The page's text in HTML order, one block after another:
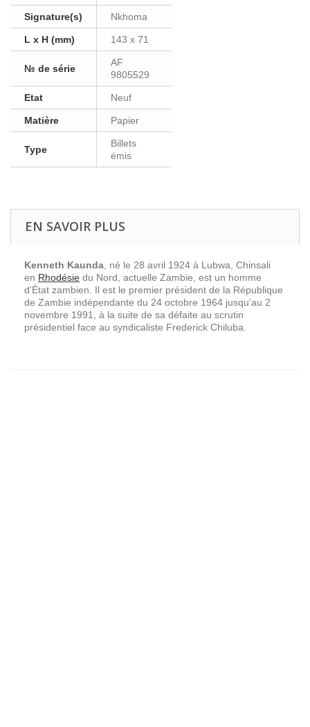
Signature(s) Nkhoma
L x H (mm) 143 x 71
№ de série
AF
9805529
Etat Neuf
Matière Papier
Type
Billets
émis
EN SAVOIR PLUS
Kenneth Kaunda , né le 28 avril 1924 à Lubwa, Chinsali
en Rhodésie du Nord, actuelle Zambie, est un homme
d'État zambien. Il est le premier président de la République
de Zambie indépendante du 24 octobre 1964 jusqu'au 2
novembre 1991, à la suite de sa défaite au scrutin
présidentiel face au syndicaliste Frederick Chiluba.